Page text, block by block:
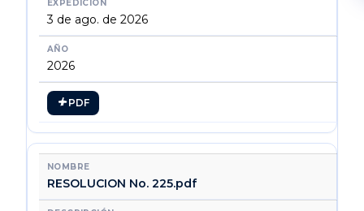
3 de ago. de 2026
2026
PDF
RESOLUCION No. 225.pdf